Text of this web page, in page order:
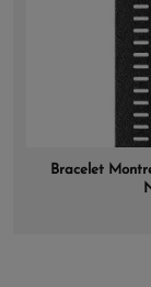
Bracelet